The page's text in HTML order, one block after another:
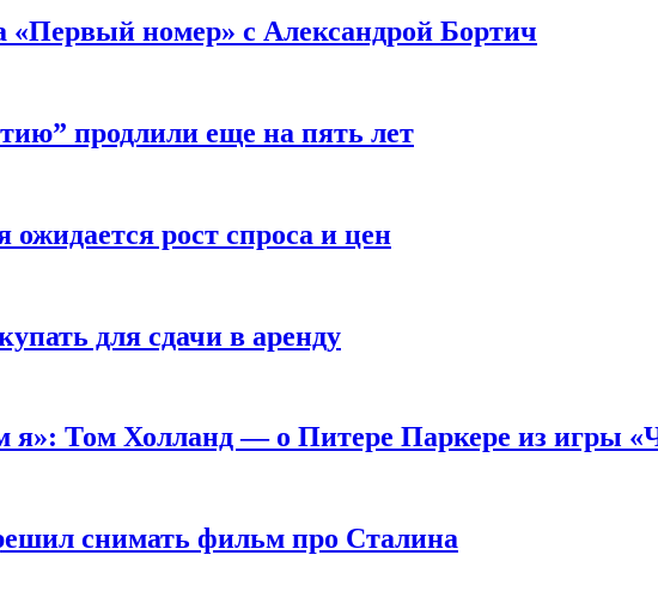
«Первый номер» с Александрой Бортич
продлили еще на пять лет
рост спроса и цен
для сдачи в аренду
я»: Том Холланд — о Питере Паркере из игры
снимать фильм про Сталина